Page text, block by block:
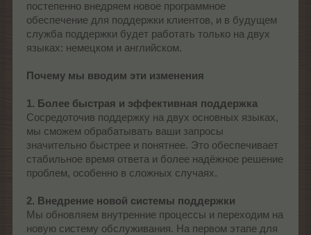
постепенно внедряем новое программное
обеспечение для поддержки клиентов, и в будущем
служба поддержки будет работать только на двух
языках: немецком и английском.
Почему мы вводим эти изменения
1. Более быстрая и эффективная поддержка
Сосредоточив поддержку на двух основных языках,
мы сможем обрабатывать ваши запросы
значительно быстрее и понятнее. Это обеспечивает
стабильное время ответа и более надёжное решение
проблем, особенно в сложных случаях.
2. Внедрение новой системы поддержки
Мы обновляем внутренние процессы и переходим на
новую систему обслуживания. На первом этапе для